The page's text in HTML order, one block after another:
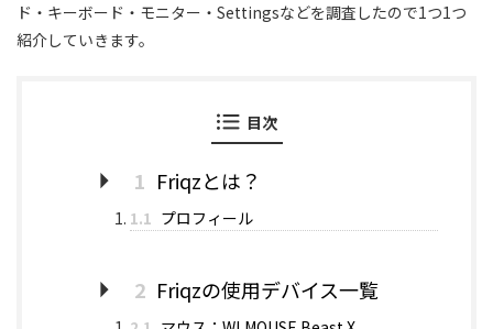
ド・キーボード・モニター・Settingsなどを調査したので1つ1つ
紹介していきます。
目次
1 Friqzとは？
1.1 プロフィール
2 Friqzの使用デバイス一覧